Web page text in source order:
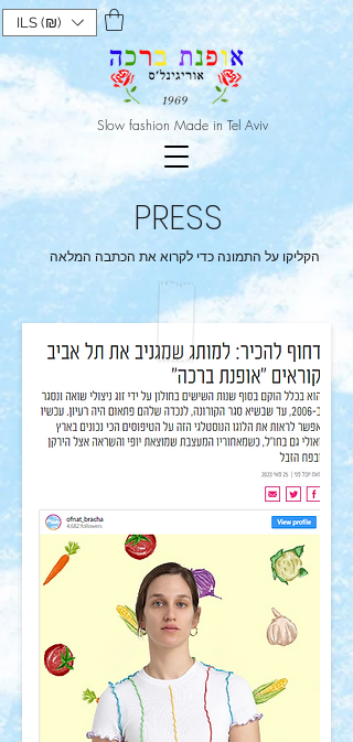
ILS (₪)
Slow fashion Made in Tel Aviv
PRESS
הקליקו על התמונה כדי לקרוא את הכתבה המלאה